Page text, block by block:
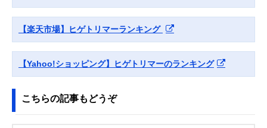
【楽天市場】ヒゲトリマーランキング
【Yahoo!ショッピング】ヒゲトリマーのランキング
こちらの記事もどうぞ